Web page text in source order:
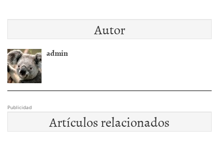
Autor
admin
Publicidad
Artículos relacionados